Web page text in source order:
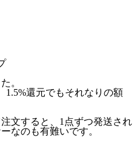
。
1.5%還元でもそれなりの額
文すると、1点ずつ発送され
なのも有難いです。